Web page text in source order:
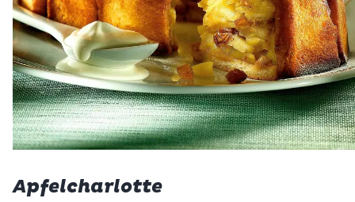
Apfelcharlotte